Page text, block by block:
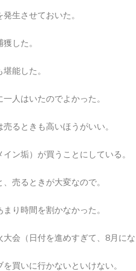
生させておいた。
した。
能した。
人はいたのでよかった。
るときも高いほうがいい。
ン垢）が買うことにしている。
売るときが大変なので。
り時間を割かなかった。
会（日付を進めすぎて、8月にな
買いに行かないといけない。
2026年8月6日 0